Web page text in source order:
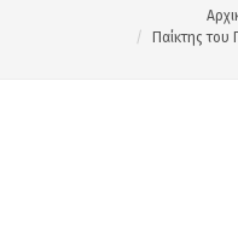
Παίκτης του